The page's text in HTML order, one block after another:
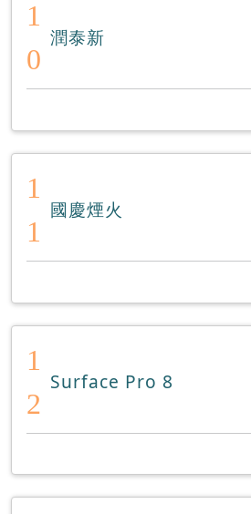
1
0
潤泰新
1
1
國慶煙火
1
2
Surface Pro 8